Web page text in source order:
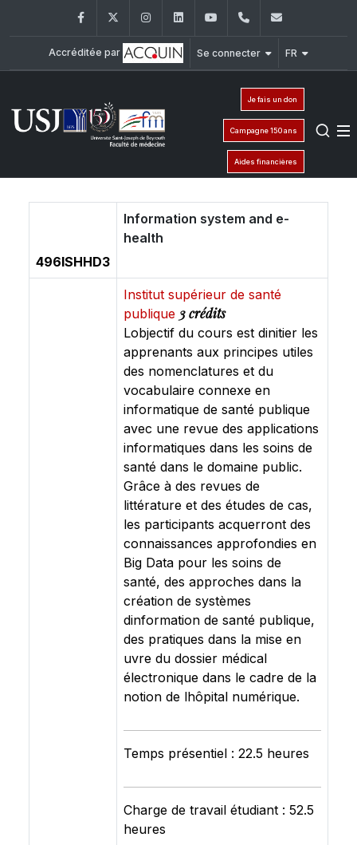
FacebookTwitter InstagramLinkedInYouTube+961 (1) 421 235
Accréditée par Se connecter FR
Je fais un don
Campagne 150 ans
Aides financières
496ISHHD3
Information system and e-
health
Institut supérieur de santé
publique 3 crédits
Lobjectif du cours est dinitier les
apprenants aux principes utiles
des nomenclatures et du
vocabulaire connexe en
informatique de santé publique
avec une revue des applications
informatiques dans les soins de
santé dans le domaine public.
Grâce à des revues de
littérature et des études de cas,
les participants acquerront des
connaissances approfondies en
Big Data pour les soins de
santé, des approches dans la
création de systèmes
dinformation de santé publique,
des pratiques dans la mise en
uvre du dossier médical
électronique dans le cadre de la
notion de lhôpital numérique.
Temps présentiel : 22.5 heures
Charge de travail étudiant : 52.5
heures